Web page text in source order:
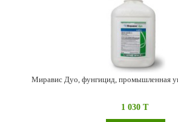
Миравис Дуо, фунгицид, промышленная
1 030 T